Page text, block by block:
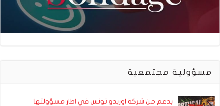
مسؤولية مجتمعية
بدعم من شركة اوريدو تونس في اطار مسؤولتها